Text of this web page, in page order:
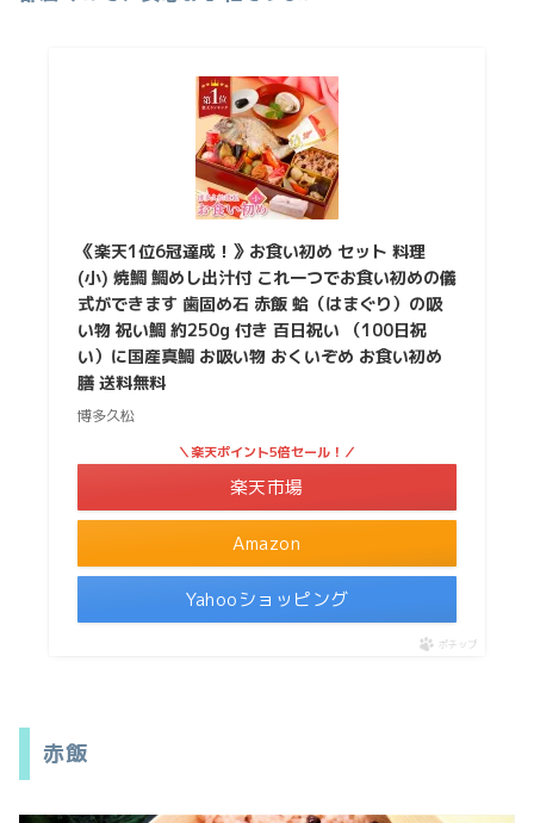
《楽天1位6冠達成！》お食い初め セット 料理
(小) 焼鯛 鯛めし出汁付 これ一つでお食い初めの儀
式ができます 歯固め石 赤飯 蛤（はまぐり）の吸
い物 祝い鯛 約250g 付き 百日祝い （100日祝
い）に国産真鯛 お吸い物 おくいぞめ お食い初め
膳 送料無料
博多久松
Amazon
＼楽天ポイント5倍セール！／
楽天市場
Yahooショッピング
ポチップ
赤飯